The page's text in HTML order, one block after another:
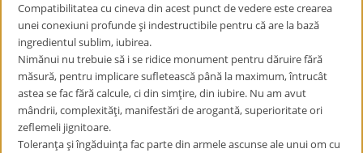
Compatibilitatea cu cineva din acest punct de vedere este crearea
unei conexiuni profunde şi indestructibile pentru că are la bază
ingredientul sublim, iubirea.
Nimănui nu trebuie să i se ridice monument pentru dăruire fără
măsură, pentru implicare sufletească până la maximum, întrucât
astea se fac fără calcule, ci din simţire, din iubire. Nu am avut
mândrii, complexităţi, manifestări de arogantă, superioritate ori
zeflemeli jignitoare.
Toleranţa şi îngăduinţa fac parte din armele ascunse ale unui om cu